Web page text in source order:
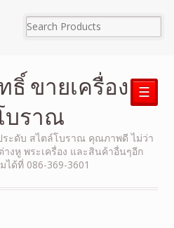
ขายเครื่อง
บราณ
ระดับ สไตล์โบราณ คุณภาพดี ไม่ว่า
งหู พระเครื่อง และสินค้าอื่นๆอีก
ได้ที่ 086-369-3601
☰